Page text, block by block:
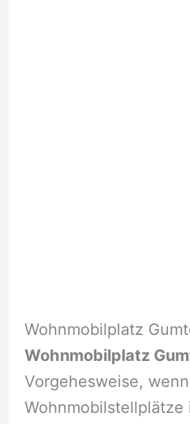
Wohnmobilplatz
Wohnmobilplatz
Vorgehesweise,